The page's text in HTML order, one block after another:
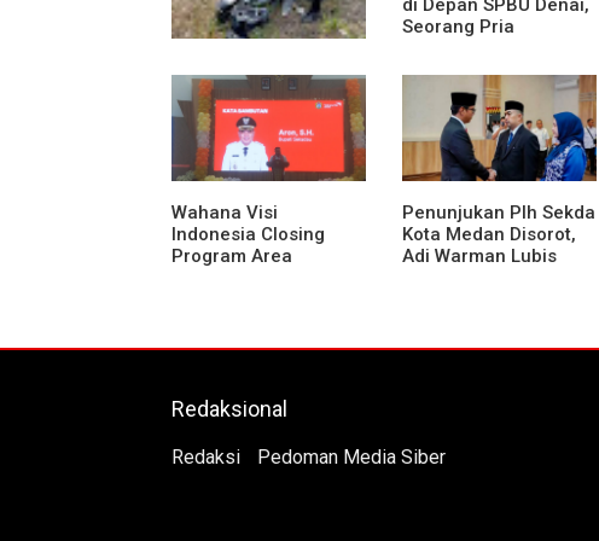
Truk Kontainer Oleng
Tabrak Vario, Warga
Kapuas Meninggal di
Dusun Mak Tampong
di Depan SPBU Denai,
Seorang Pria
Medan Area
Wahana Visi
Indonesia Closing
Program Area
Penunjukan Plh Sekda
Kota Medan Disorot,
Adi Warman Lubis
Redaksional
Redaksi Pedoman Media Siber